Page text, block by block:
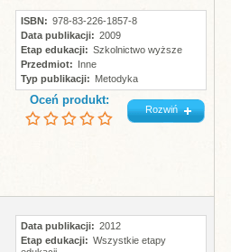
ISBN
978-83-226-1857-8
Data publikacji
2009
Etap edukacji
Szkolnictwo wyższe
Przedmiot
Inne
Typ publikacji
Metodyka
Oceń produkt:
Rozwiń
Data publikacji
2012
Etap edukacji
Wszystkie etapy